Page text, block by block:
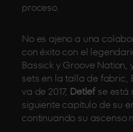
proceso.
No es ajeno a una
con éxito con el
Bassick y Groove
sets en la talla de fabric,
va de 2017, Detlef se está
siguiente capítulo de su
continuando su ascenso